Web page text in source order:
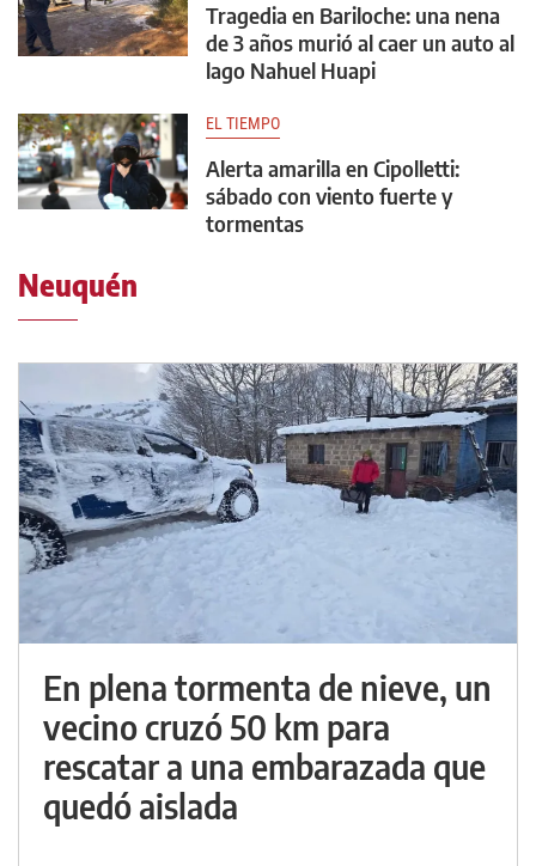
Tragedia en Bariloche: una nena
de 3 años murió al caer un auto al
lago Nahuel Huapi
EL TIEMPO
Alerta amarilla en Cipolletti:
sábado con viento fuerte y
tormentas
Neuquén
En plena tormenta de nieve, un
vecino cruzó 50 km para
rescatar a una embarazada que
quedó aislada